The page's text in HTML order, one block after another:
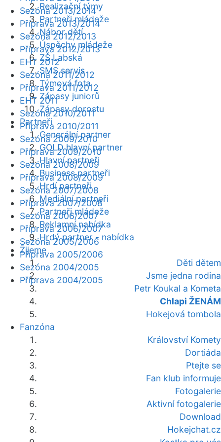
Realizační týmy
Partneři mládeže
Nábor dětí
Úspěchy mládeže
ZŠ Labská
SMS servis
Týmová fota
Zápasy juniorů
Zápasy dorostu
Partneři
Generální partner
GOLD hlavní partner
Hlavní partneři
Business partneři
Hrdí partneři
Mediální partneři
Partneři mládeže
Reklamní nabídka
Hrdý partner - nabídka
Žijeme
Děti dětem
Jsme jedna rodina
Petr Koukal a Kometa
Chlapi ŽENÁM
Hokejová tombola
Fanzóna
Království Komety
Dortiáda
Ptejte se
Fan klub informuje
Fotogalerie
Aktivní fotogalerie
Download
Hokejchat.cz
Sezóna 2013/2014
Příprava 2013/2014
Sezóna 2012/2013
Příprava 2012/2013
EHT 2012
Sezóna 2011/2012
Příprava 2011/2012
EHT 2011
Sezóna 2010/2011
Příprava 2010/2011
Sezóna 2009/2010
Příprava 2009/2010
Sezóna 2008/2009
Příprava 2008/2009
Sezóna 2007/2008
Příprava 2007/2008
Sezóna 2006/2007
Příprava 2006/2007
Sezóna 2005/2006
Příprava 2005/2006
Sezóna 2004/2005
Příprava 2004/2005